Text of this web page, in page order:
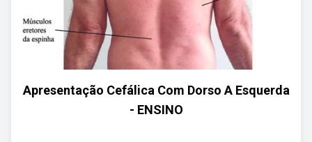
Apresentação Cefálica Com Dorso A Esquerda
- ENSINO